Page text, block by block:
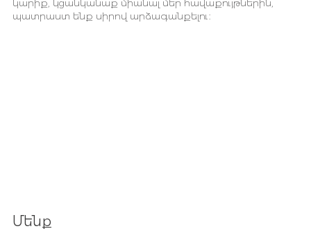
կարիք, կցանկանաք միանալ մեր հավաքույթներին,
պատրաստ ենք սիրով արձագանքելու։
Մենք